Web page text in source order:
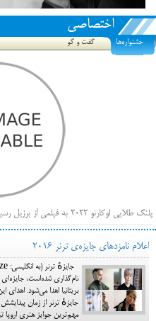
اختصاصی
جشنواره‌ها گفت و گو
پلنگ طلایی لوکارنو ۲۰۲۲ به فیلمی از برزیل رسید
فهرست فیلم‌های بخش مسابقه جشنواره فیلم ونیز ۲۰۲۲ مشخص شد، سهم پررنگ
بیرون راندن فیلم‌های منتسب به حامیان
اعلام نامزدهای جایزه‌ی ترنر ۲۰۱۶
بریتانیا اهدا می‌شود.
مهم‌ترین جوایز هنری